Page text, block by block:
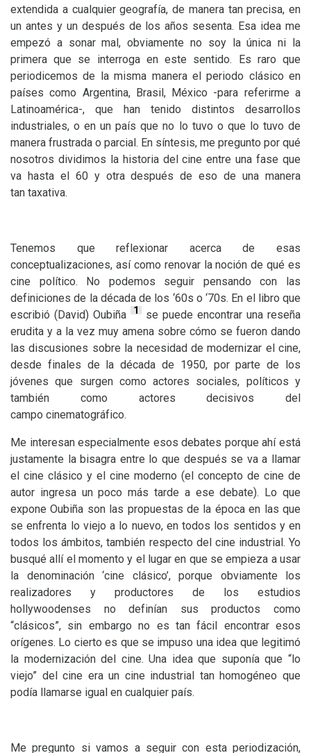
extendida a cualquier geografía, de manera tan precisa, en
un antes y un después de los años sesenta. Esa idea me
empezó a sonar mal, obviamente no soy la única ni la
primera que se interroga en este sentido. Es raro que
periodicemos de la misma manera el periodo clásico en
países como Argentina, Brasil, México -para referirme a
Latinoamérica-, que han tenido distintos desarrollos
industriales, o en un país que no lo tuvo o que lo tuvo de
manera frustrada o parcial. En síntesis, me pregunto por qué
nosotros dividimos la historia del cine entre una fase que
va hasta el 60 y otra después de eso de una manera
tan taxativa.
Tenemos que reflexionar acerca de esas
conceptualizaciones, así como renovar la noción de qué es
cine político. No podemos seguir pensando con las
definiciones de la década de los ‘60s o ‘70s. En el libro que
escribió (David) Oubiña
1
se puede encontrar una reseña
erudita y a la vez muy amena sobre cómo se fueron dando
las discusiones sobre la necesidad de modernizar el cine,
desde finales de la década de 1950, por parte de los
jóvenes que surgen como actores sociales, políticos y
también como actores decisivos del
campo cinematográfico.
Me interesan especialmente esos debates porque ahí está
justamente la bisagra entre lo que después se va a llamar
el cine clásico y el cine moderno (el concepto de cine de
autor ingresa un poco más tarde a ese debate). Lo que
expone Oubiña son las propuestas de la época en las que
se enfrenta lo viejo a lo nuevo, en todos los sentidos y en
todos los ámbitos, también respecto del cine industrial. Yo
busqué allí el momento y el lugar en que se empieza a usar
la denominación ‘cine clásico’, porque obviamente los
realizadores y productores de los estudios
hollywoodenses no definían sus productos como
“clásicos”, sin embargo no es tan fácil encontrar esos
orígenes. Lo cierto es que se impuso una idea que legitimó
la modernización del cine. Una idea que suponía que “lo
viejo” del cine era un cine industrial tan homogéneo que
podía llamarse igual en cualquier país.
Me pregunto si vamos a seguir con esta periodización,